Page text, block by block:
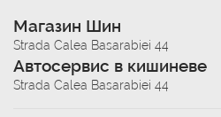
Магазин Шин
Strada Calea Basarabiei 44
Автосервис в кишиневе
Strada Calea Basarabiei 44